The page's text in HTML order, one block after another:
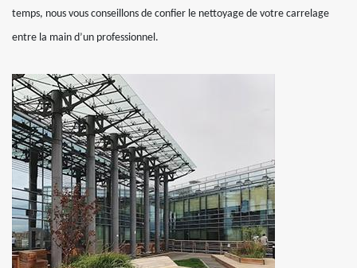
temps, nous vous conseillons de confier le nettoyage de votre carrelage
entre la main d’un professionnel.